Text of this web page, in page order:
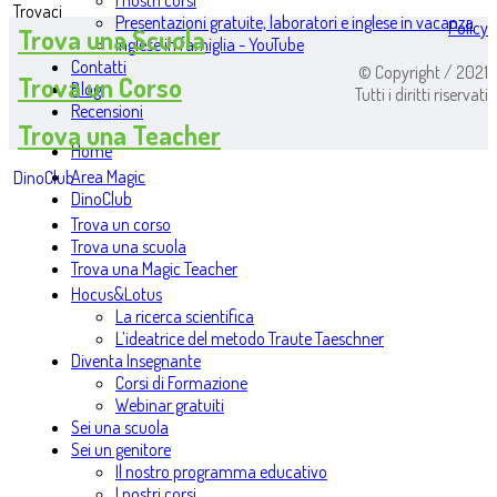
Presentazioni gratuite, laboratori e inglese in vacanza
Inglese in famiglia - YouTube
Contatti
Blog
Recensioni
Home
Area Magic
DinoClub
Trova un corso
Trova una scuola
Trova una Magic Teacher
Hocus&Lotus
La ricerca scientifica
L’ideatrice del metodo Traute Taeschner
Diventa Insegnante
Corsi di Formazione
Webinar gratuiti
Sei una scuola
Sei un genitore
Il nostro programma educativo
Trovaci
Trova una Scuola
Trova un Corso
Trova una Teacher
DinoClub
Policy
© Copyright / 2021
Tutti i diritti riservati